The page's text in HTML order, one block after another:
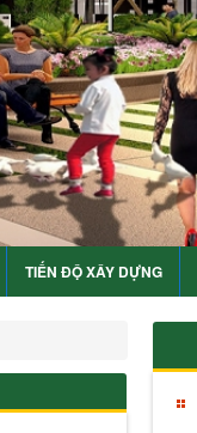
TIẾN ĐỘ XÂY DỰNG